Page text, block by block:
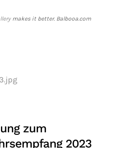
makes it better. Balbooa.com
zum
2023